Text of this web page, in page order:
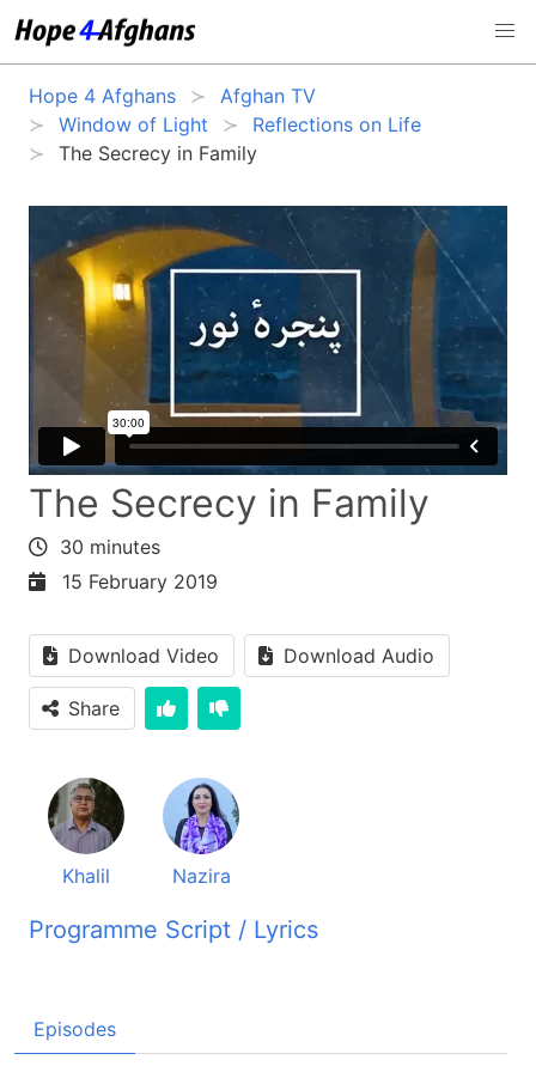
Hope 4 Afghans
Afghan TV
Window of Light
Reflections on Life
The Secrecy in Family
The Secrecy in Family
30 minutes
15 February 2019
Download Video Download Audio
Share
Khalil Nazira
Programme Script / Lyrics
برای روشنی خانه های تان پنجره نور فیلم سلم دسته
Episodes